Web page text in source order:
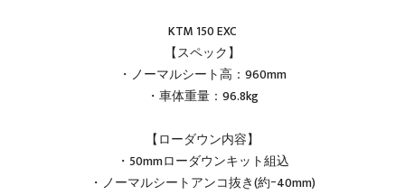
KTM 150 EXC
【スペック】
・ノーマルシート高：960mm
・車体重量：96.8kg
【ローダウン内容】
・50mmローダウンキット組込
・ノーマルシートアンコ抜き(約ｰ40mm)